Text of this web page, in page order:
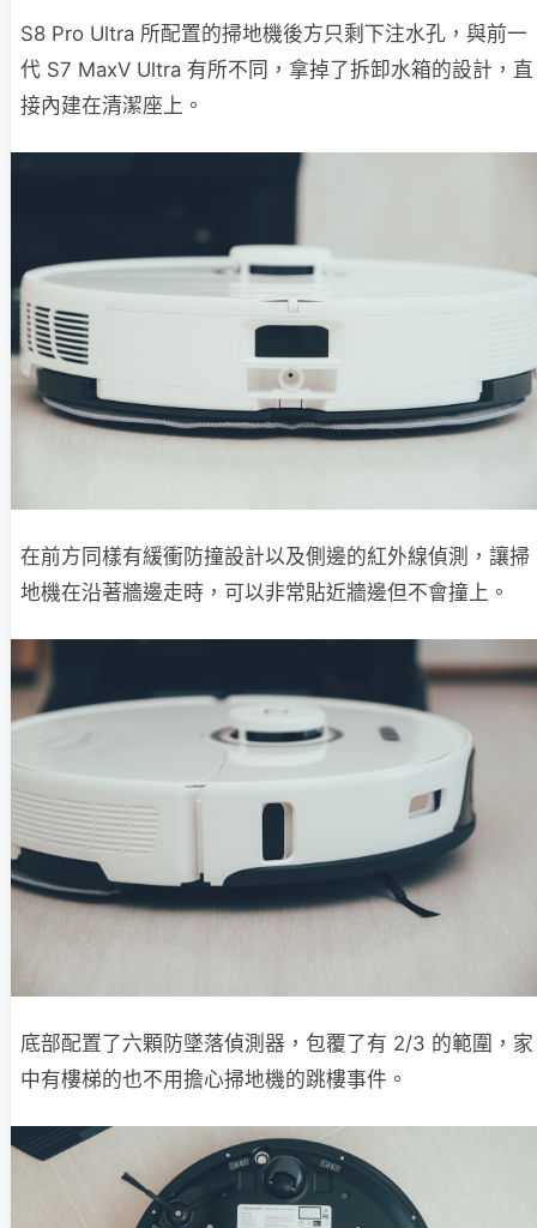
S8 Pro Ultra 所配置的掃地機後方只剩下注水孔，與前一
代 S7 MaxV Ultra 有所不同，拿掉了拆卸水箱的設計，直
接內建在清潔座上。
在前方同樣有緩衝防撞設計以及側邊的紅外線偵測，讓掃
地機在沿著牆邊走時，可以非常貼近牆邊但不會撞上。
底部配置了六顆防墜落偵測器，包覆了有 2/3 的範圍，家
中有樓梯的也不用擔心掃地機的跳樓事件。